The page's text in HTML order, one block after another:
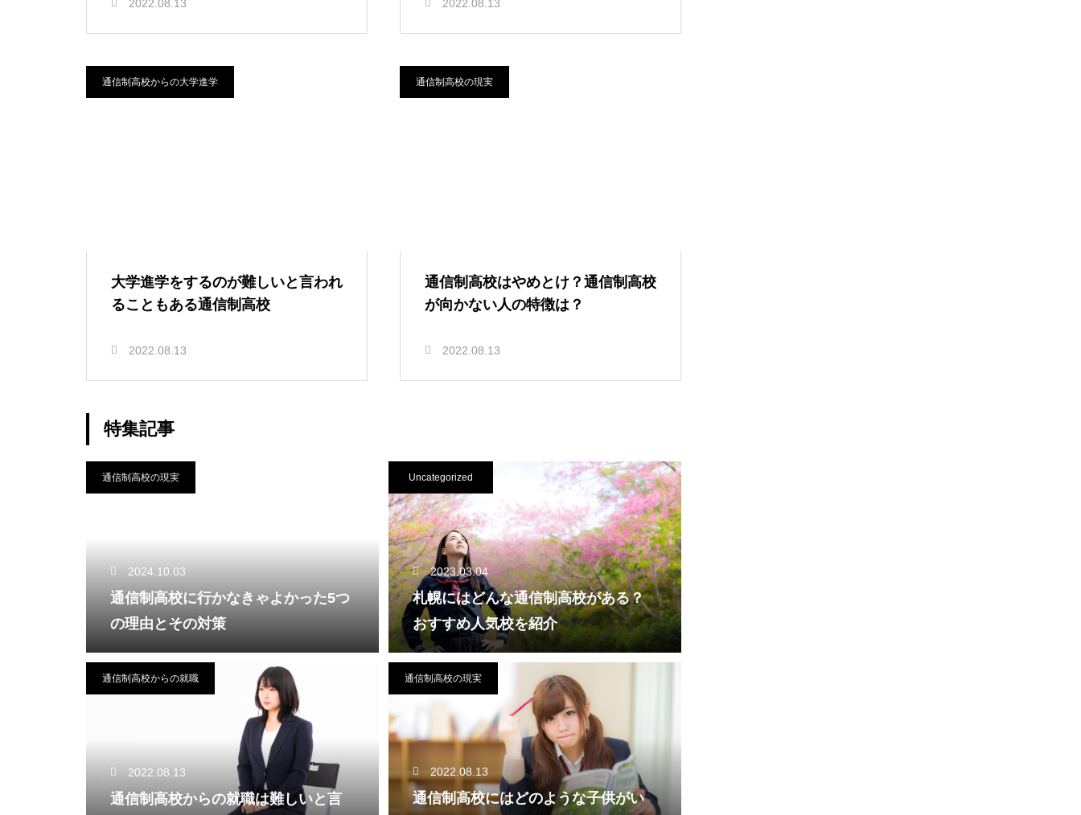
2022.08.13 2022.08.13
通信制高校からの大学進学
大学進学をするのが難しいと言われ
ることもある通信制高校
2022.08.13
通信制高校の現実
通信制高校はやめとけ？通信制高校
が向かない人の特徴は？
2022.08.13
特集記事
通信制高校の現実
2024.10.03
通信制高校に行かなきゃよかった5つ
の理由とその対策
Uncategorized
2023.03.04
札幌にはどんな通信制高校がある？
おすすめ人気校を紹介
通信制高校からの就職
2022.08.13
通信制高校からの就職は難しいと言
通信制高校の現実
2022.08.13
通信制高校にはどのような子供がい